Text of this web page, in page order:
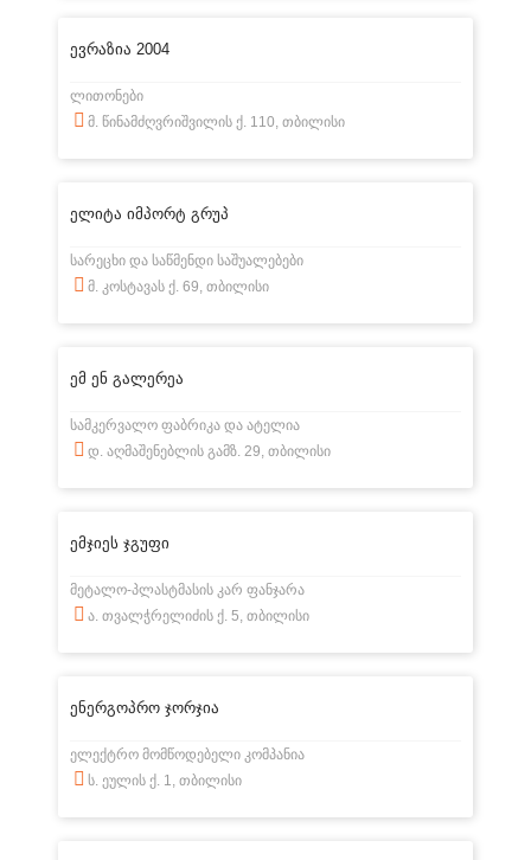
ევრაზია 2004
ლითონები
მ. წინამძღვრიშვილის ქ. 110, თბილისი
ელიტა იმპორტ გრუპ
სარეცხი და საწმენდი საშუალებები
მ. კოსტავას ქ. 69, თბილისი
ემ ენ გალერეა
სამკერვალო ფაბრიკა და ატელია
დ. აღმაშენებლის გამზ. 29, თბილისი
ემჯიეს ჯგუფი
მეტალო-პლასტმასის კარ ფანჯარა
ა. თვალჭრელიძის ქ. 5, თბილისი
ენერგოპრო ჯორჯია
ელექტრო მომწოდებელი კომპანია
ს. ეულის ქ. 1, თბილისი